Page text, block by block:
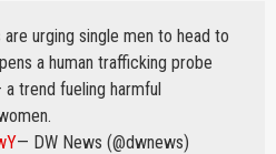
urging single men to head to
a human trafficking probe
trend fueling harmful
— DW News (@dwnews)